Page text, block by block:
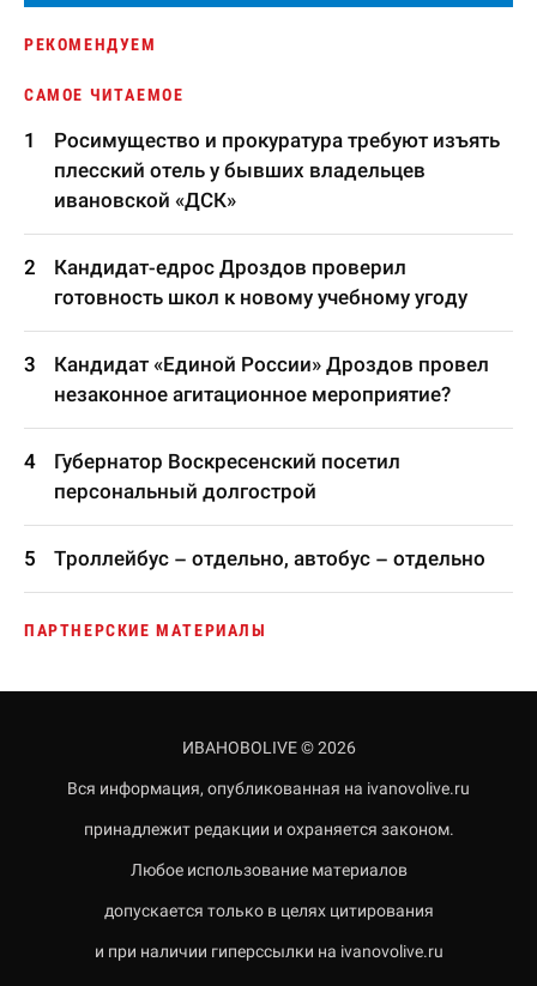
РЕКОМЕНДУЕМ
САМОЕ ЧИТАЕМОЕ
Росимущество и прокуратура требуют изъять
плесский отель у бывших владельцев
ивановской «ДСК»
Кандидат-едрос Дроздов проверил
готовность школ к новому учебному угоду
Кандидат «Единой России» Дроздов провел
незаконное агитационное мероприятие?
Губернатор Воскресенский посетил
персональный долгострой
Троллейбус – отдельно, автобус – отдельно
ПАРТНЕРСКИЕ МАТЕРИАЛЫ
ИВАНОВОLIVE © 2026
Вся информация, опубликованная на ivanovolive.ru
принадлежит редакции и охраняется законом.
Любое использование материалов
допускается только в целях цитирования
и при наличии гиперссылки на ivanovolive.ru